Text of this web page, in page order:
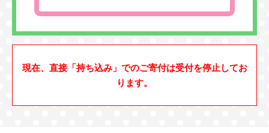
現在、直接「持ち込み」でのご寄付は受付を停止してお
ります。